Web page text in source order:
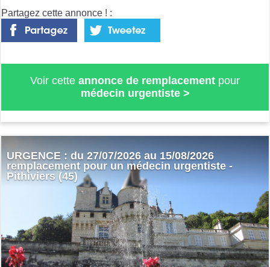
Partagez cette annonce ! :
Voir cette annonce de remplacement pour
médecin urgentiste>
URGENCE : du 27/07/2026 au 15/08/2026
remplacement pour un médecin urgentiste -
Pithiviers (45)